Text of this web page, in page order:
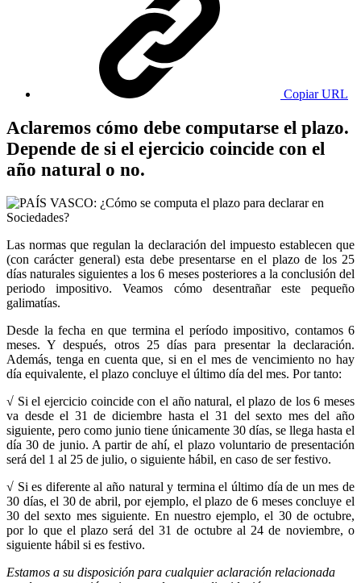
Copiar URL
Aclaremos cómo debe computarse el plazo.
Depende de si el ejercicio coincide con el
año natural o no.
Las normas que regulan la declaración del impuesto establecen que
(con carácter general) esta debe presentarse en el plazo de los 25
días naturales siguientes a los 6 meses posteriores a la conclusión del
periodo impositivo. Veamos cómo desentrañar este pequeño
galimatías.
Desde la fecha en que termina el período impositivo, contamos 6
meses. Y después, otros 25 días para presentar la declaración.
Además, tenga en cuenta que, si en el mes de vencimiento no hay
día equivalente, el plazo concluye el último día del mes. Por tanto:
√ Si el ejercicio coincide con el año natural, el plazo de los 6 meses
va desde el 31 de diciembre hasta el 31 del sexto mes del año
siguiente, pero como junio tiene únicamente 30 días, se llega hasta el
día 30 de junio. A partir de ahí, el plazo voluntario de presentación
será del 1 al 25 de julio, o siguiente hábil, en caso de ser festivo.
√ Si es diferente al año natural y termina el último día de un mes de
30 días, el 30 de abril, por ejemplo, el plazo de 6 meses concluye el
30 del sexto mes siguiente. En nuestro ejemplo, el 30 de octubre,
por lo que el plazo será del 31 de octubre al 24 de noviembre, o
siguiente hábil si es festivo.
Estamos a su disposición para cualquier aclaración relacionada